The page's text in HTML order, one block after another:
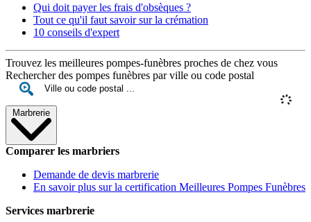
Qui doit payer les frais d'obsèques ?
Tout ce qu'il faut savoir sur la crémation
10 conseils d'expert
Trouvez les meilleures pompes-funèbres proches de chez vous
Rechercher des pompes funèbres par ville ou code postal
Marbrerie
Comparer les marbriers
Demande de devis marbrerie
En savoir plus sur la certification Meilleures Pompes Funèbres
Services marbrerie